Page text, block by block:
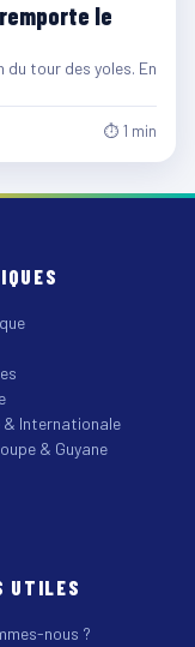
le
tour des yoles. En
⏱ 1 min
& Internationale
& Guyane
UTILES
nous ?